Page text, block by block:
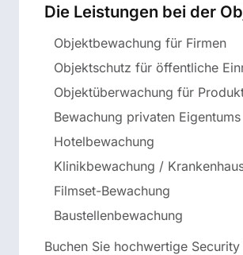
Die Leistungen bei der
Objektbewachung für Firmen
Objektschutz für öffentliche
Objektüberwachung für
Bewachung privaten Eigentums
Hotelbewachung
Klinikbewachung /
Filmset-Bewachung
Baustellenbewachung
Buchen Sie hochwertige